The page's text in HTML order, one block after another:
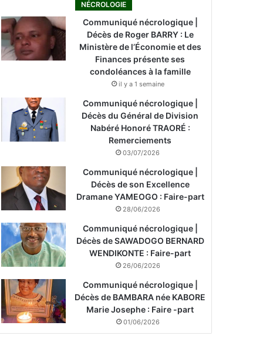
NÉCROLOGIE
Communiqué nécrologique |
Décès de Roger BARRY : Le
Ministère de l’Économie et des
Finances présente ses
condoléances à la famille
il y a 1 semaine
Communiqué nécrologique |
Décès du Général de Division
Nabéré Honoré TRAORÉ :
Remerciements
03/07/2026
Communiqué nécrologique |
Décès de son Excellence
Dramane YAMEOGO : Faire-part
28/06/2026
Communiqué nécrologique |
Décès de SAWADOGO BERNARD
WENDIKONTE : Faire-part
26/06/2026
Communiqué nécrologique |
Décès de BAMBARA née KABORE
Marie Josephe : Faire -part
01/06/2026